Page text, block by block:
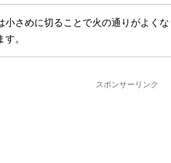
小さめに切ることで火の通りがよく
。
スポンサーリンク